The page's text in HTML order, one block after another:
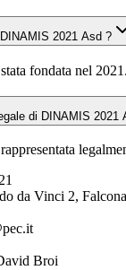
2021 Asd ?
fondata nel 2021.
di DINAMIS 2021
da Vinci 2,
Broi